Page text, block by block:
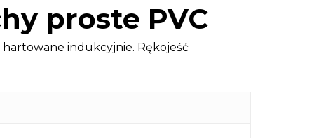
proste PVC
indukcyjnie. Rękojeść